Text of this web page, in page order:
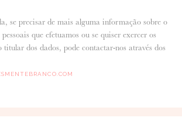
se precisar de mais alguma informação sobre o
que efetuamos ou se quiser exercer os
titular dos dados, pode contactar-nos através dos